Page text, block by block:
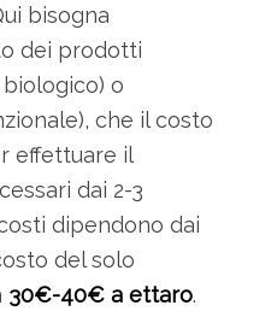
bisogna
dei prodotti
o
che il costo
effettuare il
dai 2-3
dipendono dai
del solo
30€-40€ a ettaro.